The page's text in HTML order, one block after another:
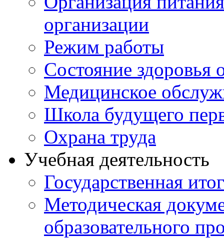
организации
Режим работы
Состояние
Медицинское
Школа будущего
Охрана труда
Учебная деятельность
Государственная
Методическая
образовательного